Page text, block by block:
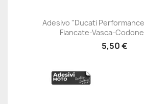
Adesivo "Ducati
Fiancate-Vasca-
5,50 €